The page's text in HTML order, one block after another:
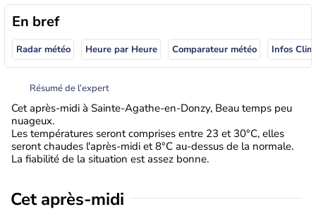
En bref
Radar météo Heure par Heure Comparateur météo Infos
Résumé de l’expert
Cet après-midi à Sainte-Agathe-en-Donzy, Beau temps peu
nuageux.
Les températures seront comprises entre 23 et 30°C, elles
seront chaudes l'après-midi et 8°C au-dessus de la normale.
La fiabilité de la situation est assez bonne.
Cet après-midi